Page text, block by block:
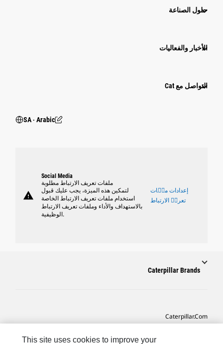
حلول الصناعة
الأخبار والفعاليات
التواصل مع Cat
SA ‧ Arabic
warning
Social Media
ملفات تعريف الارتباط مطلوبة
لتمكين هذه الميزة، يجب عليك قبول
استخدام ملفات تعريف الارتباط الخاصة
بالاستهداف والأداء وملفات تعريف الارتباط
الوظيفية.
إعدادات ملٝات
تعريٝ الارتباط
Caterpillar Brands
Caterpillar.com
This site uses cookies to improve your